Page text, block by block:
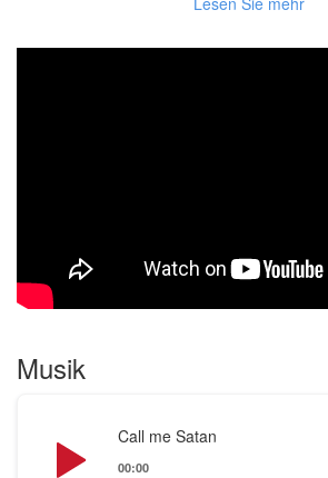
Musik
Call me Satan
Player
00:00